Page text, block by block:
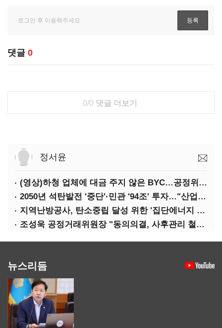
댓글 0
0/0 댓글 더보기
정서윤
(영상)하청 업체에 대금 주지 않은 BYC…공정위 '제재'
2050년 석탄발전 '중단'·민관 '94조' 투자…"산업계 탄소중립에 고삐"
지역난방공사, 탄소중립 달성 위한 '집단에너지 컨퍼런스' 개최
조성욱 공정거래위원장 "동의의결, 사후관리 철저히 이뤄져야"
뉴스리듬